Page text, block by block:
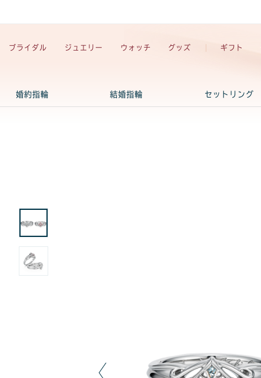
ブライダル ジュエリー ウォッチ グッズ ギフト
婚約指輪 結婚指輪 セットリング